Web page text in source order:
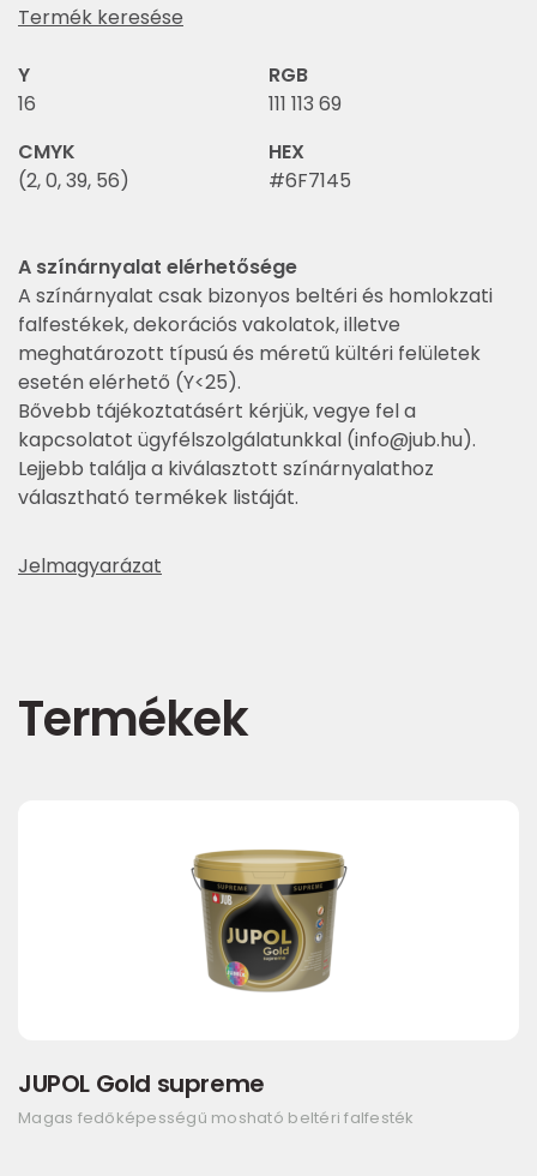
Termék keresése
Y
16
RGB
111 113 69
CMYK
(2, 0, 39, 56)
HEX
#6F7145
A színárnyalat elérhetősége
A színárnyalat csak bizonyos beltéri és homlokzati
falfestékek, dekorációs vakolatok, illetve
meghatározott típusú és méretű kültéri felületek
esetén elérhető (Y<25).
Bővebb tájékoztatásért kérjük, vegye fel a
kapcsolatot ügyfélszolgálatunkkal (info@jub.hu).
Lejjebb találja a kiválasztott színárnyalathoz
választható termékek listáját.
Jelmagyarázat
Termékek
JUPOL Gold supreme
Magas fedőképességű mosható beltéri falfesték